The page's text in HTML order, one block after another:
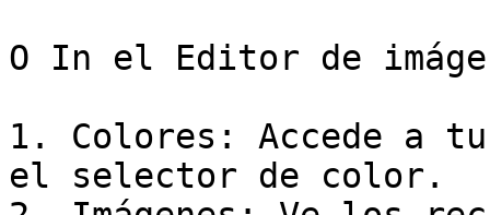
O In el Editor de
1. Colores: Accede a
el selector de color.